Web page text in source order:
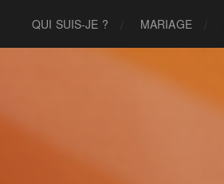
QUI SUIS-JE ? MARIAGE